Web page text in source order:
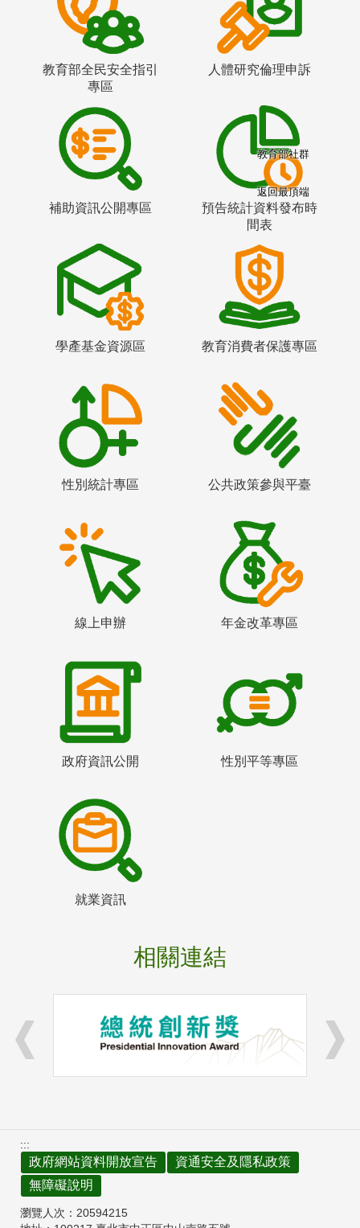
教育部全民安全指引
專區
人體研究倫理申訴
補助資訊公開專區
預告統計資料發布時
間表
學產基金資源區 教育消費者保護專區
性別統計專區 公共政策參與平臺
線上申辦 年金改革專區
政府資訊公開 性別平等專區
就業資訊
相關連結
教育部社群
返回最頂端
:::
政府網站資料開放宣告
資通安全及隱私政策
無障礙說明
瀏覽人次： 20594215